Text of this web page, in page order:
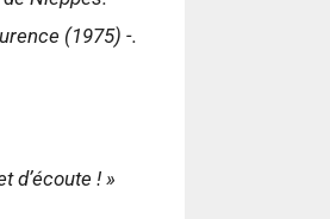
(1975) -.
d’écoute ! »